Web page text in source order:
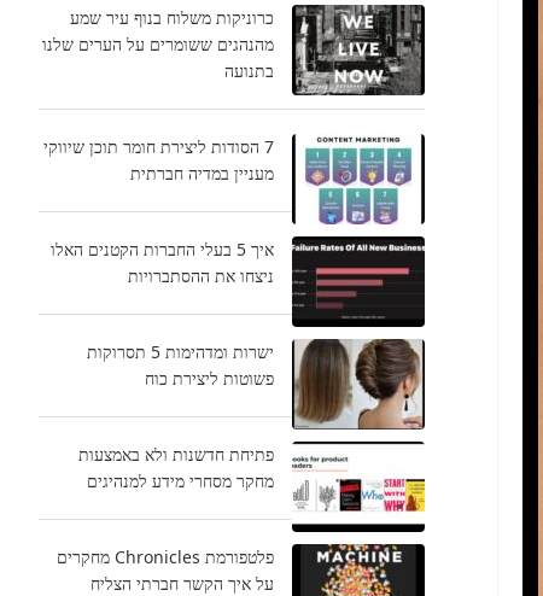
כרוניקות משלוח בנוף עיר שמע
מהנהגים ששומרים על הערים שלנו
בתנועה
7 הסודות ליצירת חומר תוכן שיווקי
מעניין במדיה חברתית
איך 5 בעלי החברות הקטנים האלו
ניצחו את ההסתברויות
ישרות ומדהימות 5 תסרוקות
פשוטות ליצירת כוח
פתיחת חדשנות ולא באמצעות
מחקר מסחרי מידע למנהיגים
פלטפורמת Chronicles מחקרים
על איך הקשר חברתי הצליח